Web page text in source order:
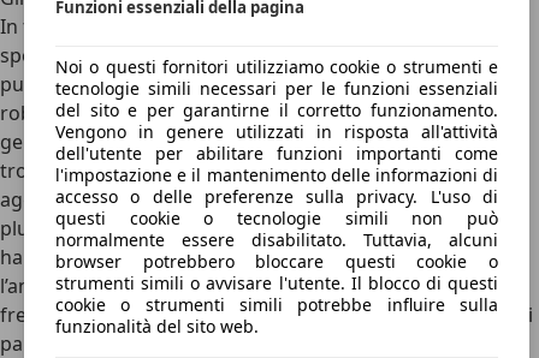
Funzioni essenziali della pagina
Noi o questi fornitori utilizziamo cookie o strumenti e
tecnologie simili necessari per le funzioni essenziali
del sito e per garantirne il corretto funzionamento.
Vengono in genere utilizzati in risposta all'attività
dell'utente per abilitare funzioni importanti come
l'impostazione e il mantenimento delle informazioni di
accesso o delle preferenze sulla privacy. L'uso di
questi cookie o tecnologie simili non può
normalmente essere disabilitato. Tuttavia, alcuni
browser potrebbero bloccare questi cookie o
strumenti simili o avvisare l'utente. Il blocco di questi
cookie o strumenti simili potrebbe influire sulla
funzionalità del sito web.
In termini di
sportiva delle Mercedes-Benz attualmente in produzione
può godere della tecnologia in termini di ADAS e
robustezza in caso di impatto delle vetture di ultima
generazione della Stella. A livello di dotazione, però, non
troviamo di serie tutta la suite di assistenti alla guida, e va
aggiunto un pacchetto opzionale “Assistenza alla guida
plus” dal valore di 2.965 euro.Tutte le GT, comunque,
hanno di serie il Cruise Control Adattivo, il sensore per
l’angolo cieco, il riconoscitore dei segnali stradali, la
frenata automatica, le telecamere a 360 gradi e i sensori di
parcheggio perimetrali.